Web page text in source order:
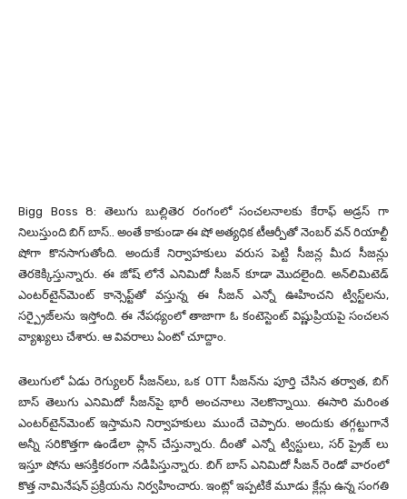
Bigg Boss 8: తెలుగు బుల్లితెర రంగంలో సంచలనాలకు కేరాఫ్ అడ్రస్ గా
నిలుస్తుంది బిగ్ బాస్.. అంతే కాకుండా ఈ షో అత్యధిక టీఆర్పీతో నెంబర్ వన్ రియాల్టీ
షోగా కొనసాగుతోంది. అందుకే నిర్వాహకులు వరుస పెట్టి సీజన్ల మీద సీజన్లు
తెరకెక్కిస్తున్నారు. ఈ జోష్ లోనే ఎనిమిదో సీజన్ కూడా మొదలైంది. అన్‌లిమిటెడ్
ఎంటర్‌టైన్‌మెంట్ కాన్సెప్ట్‌తో వస్తున్న ఈ సీజన్ ఎన్నో ఊహించని ట్విస్ట్‌లను,
సర్ప్రైజ్‌లను ఇస్తోంది. ఈ నేపథ్యంలో తాజాగా ఓ కంటెస్టెంట్ విష్ణుప్రియపై సంచలన
వ్యాఖ్యలు చేశారు. ఆ వివరాలు ఏంటో చూద్దాం.
తెలుగులో ఏడు రెగ్యులర్ సీజన్‌లు, ఒక OTT సీజన్‌ను పూర్తి చేసిన తర్వాత, బిగ్
బాస్ తెలుగు ఎనిమిదో సీజన్‌పై భారీ అంచనాలు నెలకొన్నాయి. ఈసారి మరింత
ఎంటర్‌టైన్‌మెంట్ ఇస్తామని నిర్వాహకులు ముందే చెప్పారు. అందుకు తగ్గట్టుగానే
అన్నీ సరికొత్తగా ఉండేలా ప్లాన్ చేస్తున్నారు. దీంతో ఎన్నో ట్విస్టులు, సర్ ప్రైజ్ లు
ఇస్తూ షోను ఆసక్తికరంగా నడిపిస్తున్నారు. బిగ్ బాస్ ఎనిమిదో సీజన్ రెండో వారంలో
కొత్త నామినేషన్ ప్రక్రియను నిర్వహించారు. ఇంట్లో ఇప్పటికే మూడు క్లేన్లు ఉన్న సంగతి